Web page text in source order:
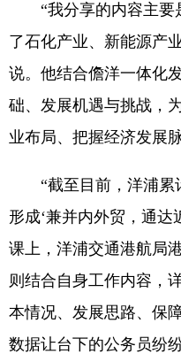
“我分享的内容主要
了石化产业、新能源产
说。他结合儋洋一体化
础、发展机遇与挑战，
业布局、把握经济发展
“截至目前，洋浦累
形成‘兼并内外贸，通达
课上，洋浦交通港航局
则结合自身工作内容，
本情况、发展思路、保
数据让台下的公务员纷纷